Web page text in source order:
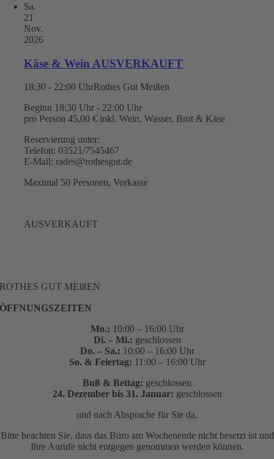
Sa.
21
Nov.
2026
Käse & Wein AUSVERKAUFT
18:30 - 22:00 UhrRothes Gut Meißen
Beginn 18:30 Uhr - 22:00 Uhr
pro Person 45,00 € inkl. Wein, Wasser, Brot & Käse
Reservierung unter:
Telefon: 03521/7545467
E-Mail: rades@rothesgut.de
Maximal 50 Personen, Vorkasse
AUSVERKAUFT
ROTHES GUT MEIßEN
ÖFFNUNGSZEITEN
Mo.: 10:00 – 16:00 Uhr
Di. – Mi.: geschlossen
Do. – Sa.: 10:00 – 16:00 Uhr
So. & Feiertag: 11:00 – 16:00 Uhr
Buß & Bettag: geschlossen
24. Dezember bis 31. Januar: geschlossen
und nach Absprache für Sie da.
Bitte beachten Sie, dass das Büro am Wochenende nicht besetzt ist und
Ihre Anrufe nicht entgegen genommen werden können.